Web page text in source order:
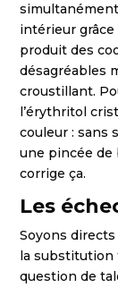
intérieur grâce
produit des
désagréables
croustillant.
l’érythritol
couleur : sans
une pincée de
corrige ça.
Les
Soyons
la substitution
question de